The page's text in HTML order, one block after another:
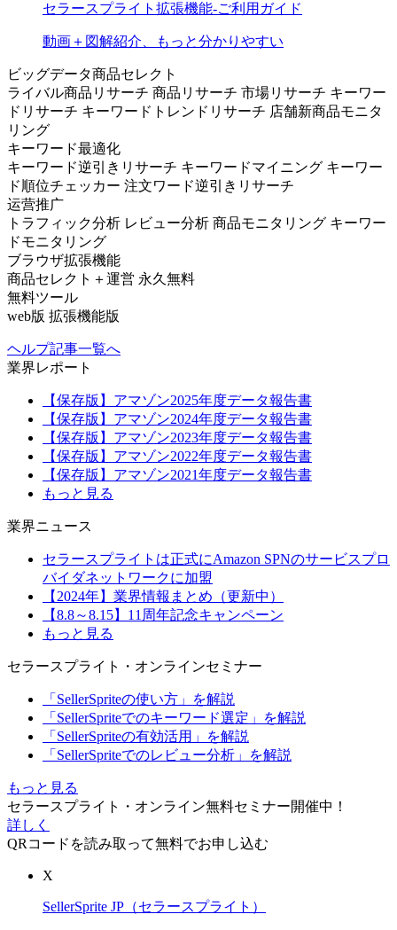
セラースプライト拡張機能-ご利用ガイド
動画＋図解紹介、もっと分かりやすい
ビッグデータ商品セレクト
ライバル商品リサーチ 商品リサーチ 市場リサーチ キーワー
ドリサーチ キーワードトレンドリサーチ 店舗新商品モニタ
リング
キーワード最適化
キーワード逆引きリサーチ キーワードマイニング キーワー
ド順位チェッカー 注文ワード逆引きリサーチ
运营推广
トラフィック分析 レビュー分析 商品モニタリング キーワー
ドモニタリング
ブラウザ拡張機能
商品セレクト＋運営 永久無料
無料ツール
web版 拡張機能版
ヘルプ記事一覧へ
業界レポート
【保存版】アマゾン2025年度データ報告書
【保存版】アマゾン2024年度データ報告書
【保存版】アマゾン2023年度データ報告書
【保存版】アマゾン2022年度データ報告書
【保存版】アマゾン2021年度データ報告書
もっと見る
業界ニュース
セラースプライトは正式にAmazon SPNのサービスプロ
バイダネットワークに加盟
【2024年】業界情報まとめ（更新中）
【8.8～8.15】11周年記念キャンペーン
もっと見る
セラースプライト・オンラインセミナー
「SellerSpriteの使い方」を解説
「SellerSpriteでのキーワード選定」を解説
「SellerSpriteの有効活用」を解説
「SellerSpriteでのレビュー分析」を解説
もっと見る
セラースプライト・オンライン無料セミナー開催中！
詳しく
QRコードを読み取って無料でお申し込む
X
SellerSprite JP（セラースプライト）